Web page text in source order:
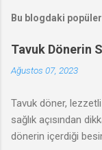
Bu blogdaki popüler
Tavuk Dönerin
Ağustos 07, 2023
Tavuk döner,
sağlık açısından
dönerin içerdiği